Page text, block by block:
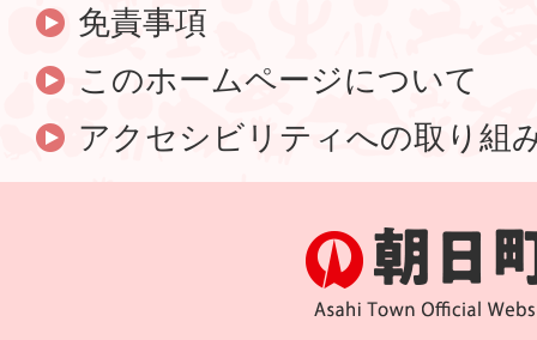
免責事項
このホームページについて
アクセシビリティへの取り組